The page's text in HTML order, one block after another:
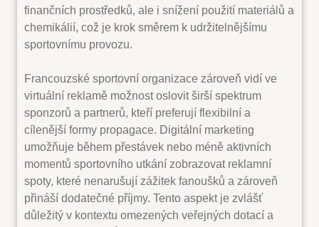
finančních prostředků, ale i snížení použití materiálů a
chemikálií, což je krok směrem k udržitelnějšímu
sportovnímu provozu.
Francouzské sportovní organizace zároveň vidí ve
virtuální reklamě možnost oslovit širší spektrum
sponzorů a partnerů, kteří preferují flexibilní a
cílenější formy propagace. Digitální marketing
umožňuje během přestávek nebo méně aktivních
momentů sportovního utkání zobrazovat reklamní
spoty, které nenarušují zážitek fanoušků a zároveň
přináší dodatečné příjmy. Tento aspekt je zvlášť
důležitý v kontextu omezených veřejných dotací a